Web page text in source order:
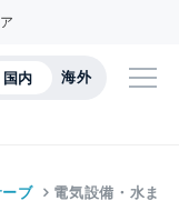
国内 海外
ブ 電気設備・水ま